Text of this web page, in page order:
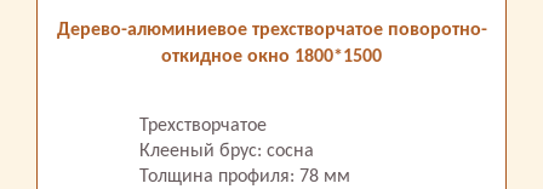
Дерево-алюминиевое трехстворчатое поворотно-
откидное окно 1800*1500
Трехстворчатое
Клееный брус: сосна
Толщина профиля: 78 мм